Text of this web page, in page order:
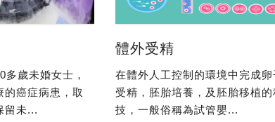
多歲未婚女士，
的癌症病患，取
留未...
體外受精
在體外人工控制的環境中完成卵
受精，胚胎培養，及胚胎移植的
技，一般俗稱為試管嬰...